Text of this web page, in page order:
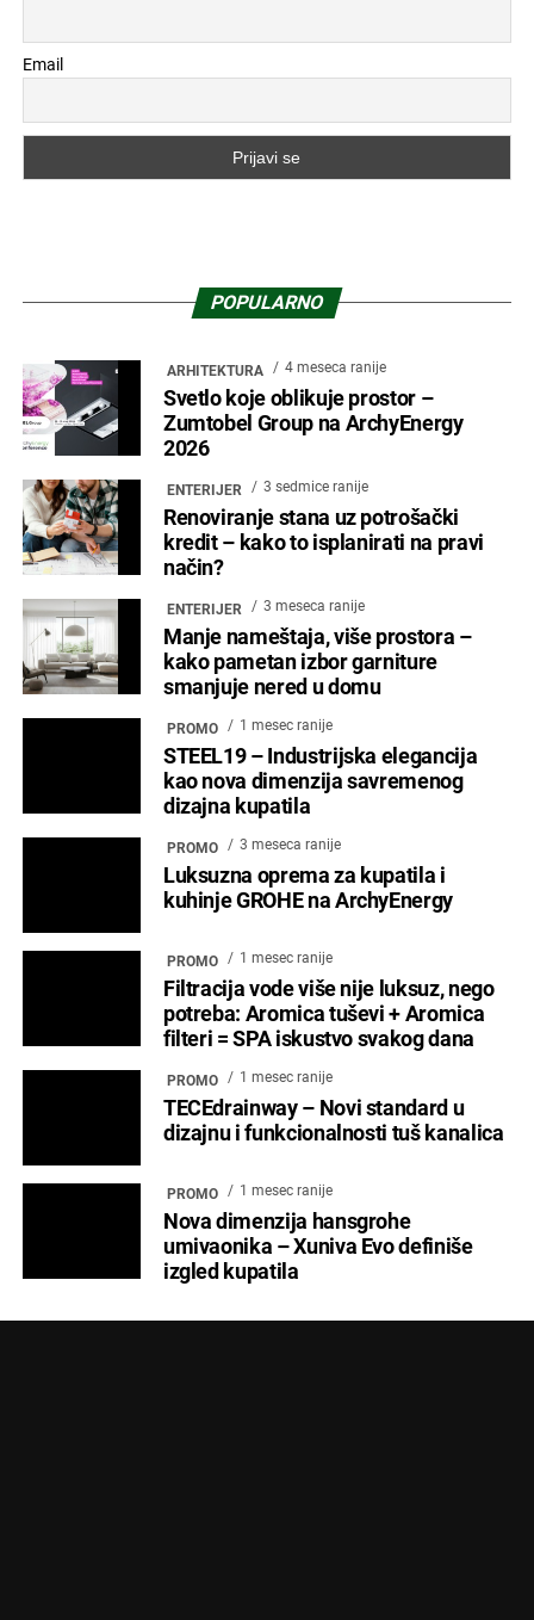
Email
POPULARNO
ARHITEKTURA 4 meseca ranije
Svetlo koje oblikuje prostor –
Zumtobel Group na ArchyEnergy
2026
ENTERIJER 3 sedmice ranije
Renoviranje stana uz potrošački
kredit – kako to isplanirati na pravi
način?
ENTERIJER 3 meseca ranije
Manje nameštaja, više prostora –
kako pametan izbor garniture
smanjuje nered u domu
PROMO 1 mesec ranije
STEEL19 – Industrijska elegancija
kao nova dimenzija savremenog
dizajna kupatila
PROMO 3 meseca ranije
Luksuzna oprema za kupatila i
kuhinje GROHE na ArchyEnergy
PROMO 1 mesec ranije
Filtracija vode više nije luksuz, nego
potreba: Aromica tuševi + Aromica
filteri = SPA iskustvo svakog dana
PROMO 1 mesec ranije
TECEdrainway – Novi standard u
dizajnu i funkcionalnosti tuš kanalica
PROMO 1 mesec ranije
Nova dimenzija hansgrohe
umivaonika – Xuniva Evo definiše
izgled kupatila